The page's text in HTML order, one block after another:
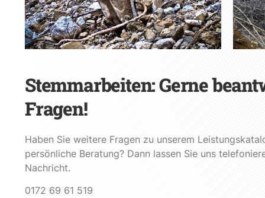
Stemmarbeiten: Gerne
Fragen!
Haben Sie weitere Fragen zu unserem
persönliche Beratung? Dann lassen Sie uns
Nachricht.
0172 69 61 519